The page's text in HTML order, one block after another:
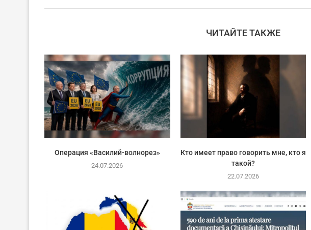
ЧИТАЙТЕ ТАКЖЕ
Операция «Василий-волнорез»
24.07.2026
Кто имеет право говорить мне, кто я
такой?
22.07.2026